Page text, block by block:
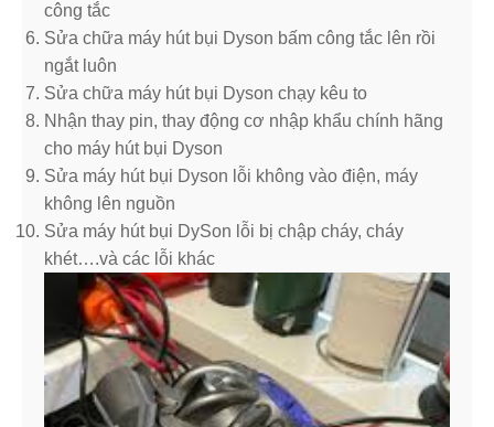
công tắc
Sửa chữa máy hút bụi Dyson bấm công tắc lên rồi
ngắt luôn
Sửa chữa máy hút bụi Dyson chạy kêu to
Nhận thay pin, thay động cơ nhập khẩu chính hãng
cho máy hút bụi Dyson
Sửa máy hút bụi Dyson lỗi không vào điện, máy
không lên nguồn
Sửa máy hút bụi DySon lỗi bị chập cháy, cháy
khét….và các lỗi khác